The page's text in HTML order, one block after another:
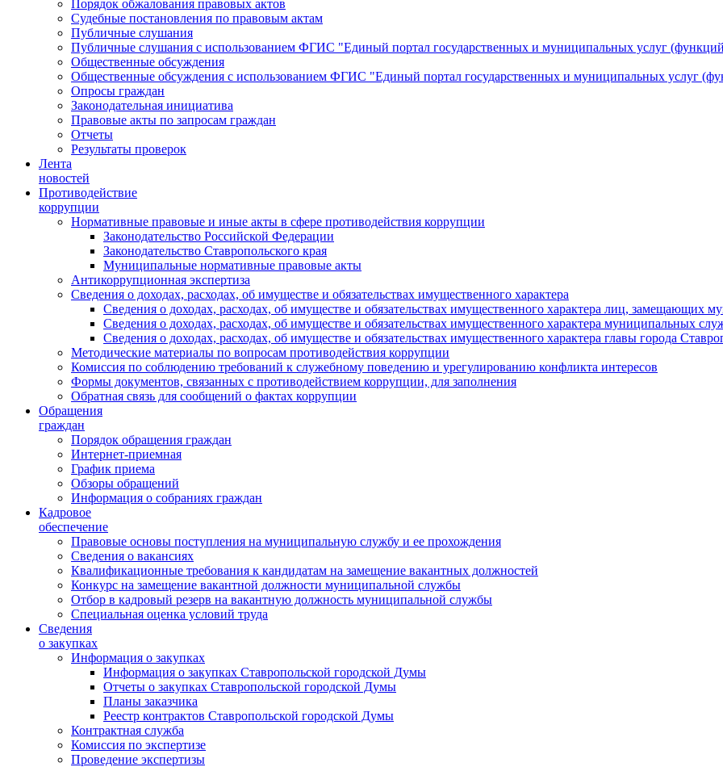
Порядок обжалования правовых актов
Судебные постановления по правовым актам
Публичные слушания
Публичные слушания с использованием ФГИС "Единый портал государственных и муниципальных услуг
Общественные обсуждения
Общественные обсуждения с использованием ФГИС "Единый портал государственных и муниципальных услуг
Опросы граждан
Законодательная инициатива
Правовые акты по запросам граждан
Отчеты
Результаты проверок
Лента
новостей
Противодействие
коррупции
Нормативные правовые и иные акты в сфере противодействия коррупции
Законодательство Российской Федерации
Законодательство Ставропольского края
Муниципальные нормативные правовые акты
Антикоррупционная экспертиза
Сведения о доходах, расходах, об имуществе и обязательствах имущественного характера
Сведения о доходах, расходах, об имуществе и обязательствах имущественного характера лиц,
Сведения о доходах, расходах, об имуществе и обязательствах имущественного характера муниципальных
Сведения о доходах, расходах, об имуществе и обязательствах имущественного характера главы города
Методические материалы по вопросам противодействия коррупции
Комиссия по соблюдению требований к служебному поведению и урегулированию конфликта интересов
Формы документов, связанных с противодействием коррупции, для заполнения
Обратная связь для сообщений о фактах коррупции
Обращения
граждан
Порядок обращения граждан
Интернет-приемная
График приема
Обзоры обращений
Информация о собраниях граждан
Кадровое
обеспечение
Правовые основы поступления на муниципальную службу и ее прохождения
Сведения о вакансиях
Квалификационные требования к кандидатам на замещение вакантных должностей
Конкурс на замещение вакантной должности муниципальной службы
Отбор в кадровый резерв на вакантную должность муниципальной службы
Специальная оценка условий труда
Сведения
о закупках
Информация о закупках
Информация о закупках Ставропольской городской Думы
Отчеты о закупках Ставропольской городской Думы
Планы заказчика
Реестр контрактов Ставропольской городской Думы
Контрактная служба
Комиссия по экспертизе
Проведение экспертизы